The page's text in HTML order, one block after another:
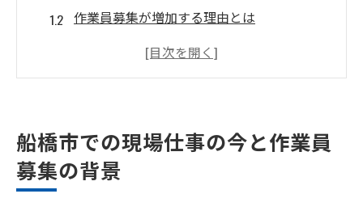
作業員募集が増加する理由とは
公共施設の建設プロジェクトとその影響
作業員募集の波に乗る船橋市の現場仕事の魅力
現場仕事の魅力的なポイント
船橋市での現場仕事の今と作業員
募集の背景